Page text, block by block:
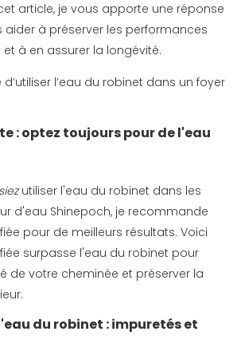
article, je vous apporte une réponse
aider à préserver les performances
à en assurer la longévité.
: optez toujours pour de l'eau
utiliser l'eau du robinet dans les
d'eau Shinepoch, je recommande
pour de meilleurs résultats. Voici
surpasse l'eau du robinet pour
de votre cheminée et préserver la
du robinet : impuretés et